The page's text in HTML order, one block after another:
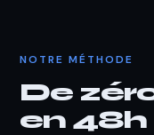
NOTRE MÉTHODE
De
en 48h